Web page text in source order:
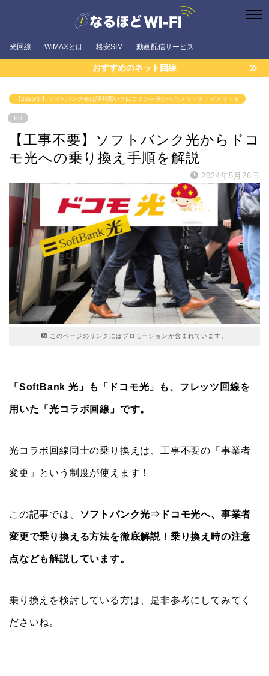
光回線 WiMAXとは 格安SIM 動画配信サービス
おすすめのネット回線
【2025年】ソフトバンク光は評判悪い？口コミから分かったメリット・デメリット
PR
【工事不要】ソフトバンク光からドコ
モ光への乗り換え手順を解説
2024年5月26日
このページのリンクにはプロモーションが含まれています。
「SoftBank 光」も「ドコモ光」も、フレッツ回線を
用いた「光コラボ回線」です。
光コラボ回線同士の乗り換えは、工事不要の「事業者
変更」という制度が使えます！
この記事では、 ソフトバンク光⇒ドコモ光へ、事業者
変更で乗り換える方法を徹底解説！乗り換え時の注意
点なども解説しています。
乗り換えを検討している方は、是非参考にしてみてく
ださいね。